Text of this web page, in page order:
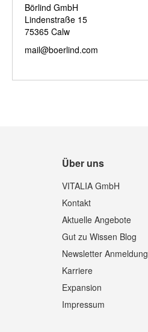
Börlind GmbH
Lindenstraße 15
75365 Calw
mail@boerlind.com
Über uns
VITALIA GmbH
Kontakt
Aktuelle Angebote
Gut zu Wissen Blog
Newsletter Anmeldung
Karriere
Expansion
Impressum